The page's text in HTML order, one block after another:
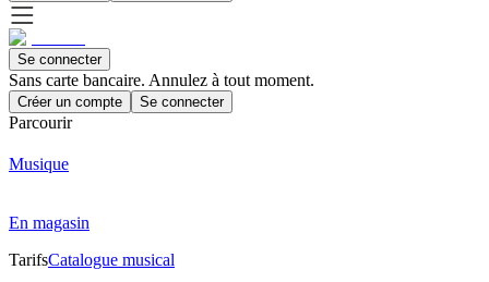
Se connecter
Sans carte bancaire. Annulez à tout moment.
Créer un compte Se connecter
Parcourir
Musique
En magasin
TarifsCatalogue musical